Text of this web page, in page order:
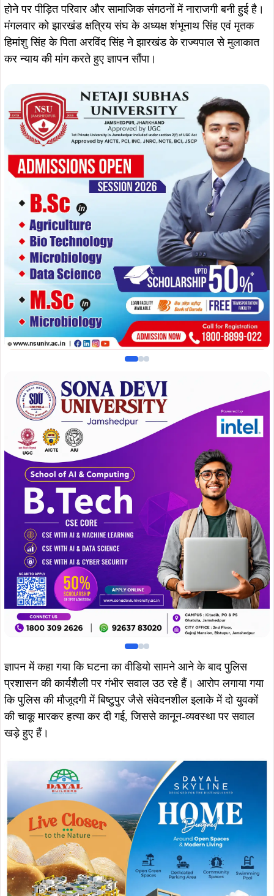
होने पर पीड़ित परिवार और सामाजिक संगठनों में नाराजगी बनी हुई है।
मंगलवार को झारखंड क्षत्रिय संघ के अध्यक्ष शंभूनाथ सिंह एवं मृतक
हिमांशु सिंह के पिता अरविंद सिंह ने झारखंड के राज्यपाल से मुलाकात
कर न्याय की मांग करते हुए ज्ञापन सौंपा।
ज्ञापन में कहा गया कि घटना का वीडियो सामने आने के बाद पुलिस
प्रशासन की कार्यशैली पर गंभीर सवाल उठ रहे हैं। आरोप लगाया गया
कि पुलिस की मौजूदगी में बिष्टुपुर जैसे संवेदनशील इलाके में दो युवकों
की चाकू मारकर हत्या कर दी गई, जिससे कानून-व्यवस्था पर सवाल
खड़े हुए हैं।